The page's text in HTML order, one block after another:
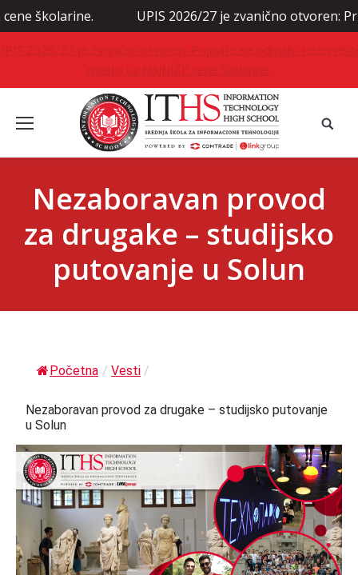
UPIS 2026/27 je zvanično otvoren: Prijavite
2026/27 je zvanično otvoren: Prijavite se odmah i
mesto uz NAJNIŽE cene školarine.
Nezaboravan provod
za drugake – studijsko
putovanje u Solun
Početna / Vesti /
Nezaboravan provod za drugake – studijsko putovanje
u Solun